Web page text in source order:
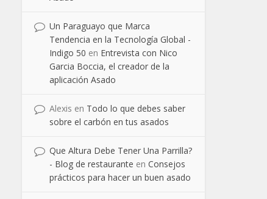
Un Paraguayo que Marca
Tendencia en la Tecnología Global -
Indigo 50 en Entrevista con Nico
Garcia Boccia, el creador de la
aplicación Asado
Alexis en Todo lo que debes saber
sobre el carbón en tus asados
Que Altura Debe Tener Una Parrilla?
- Blog de restaurante en Consejos
prácticos para hacer un buen asado